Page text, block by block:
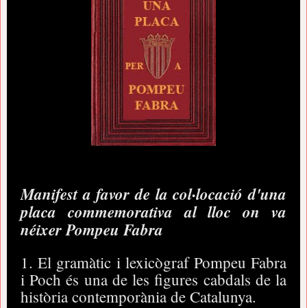
Manifest a favor de la col·locació d'una
placa commemorativa al lloc on va
néixer Pompeu Fabra
1. El gramàtic i lexicògraf Pompeu Fabra
i Poch és una de les figures cabdals de la
història contemporània de Catalunya.